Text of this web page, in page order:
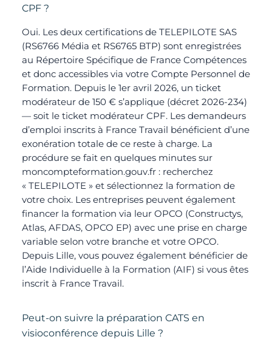
CPF ?
Oui. Les deux certifications de TELEPILOTE SAS
(RS6766 Média et RS6765 BTP) sont enregistrées
au Répertoire Spécifique de France Compétences
et donc accessibles via votre Compte Personnel de
Formation. Depuis le 1er avril 2026, un ticket
modérateur de 150 € s’applique (décret 2026-234)
— soit le ticket modérateur CPF. Les demandeurs
d’emploi inscrits à France Travail bénéficient d’une
exonération totale de ce reste à charge. La
procédure se fait en quelques minutes sur
moncompteformation.gouv.fr : recherchez
« TELEPILOTE » et sélectionnez la formation de
votre choix. Les entreprises peuvent également
financer la formation via leur OPCO (Constructys,
Atlas, AFDAS, OPCO EP) avec une prise en charge
variable selon votre branche et votre OPCO.
Depuis Lille, vous pouvez également bénéficier de
l’Aide Individuelle à la Formation (AIF) si vous êtes
inscrit à France Travail.
Peut-on suivre la préparation CATS en
visioconférence depuis Lille ?